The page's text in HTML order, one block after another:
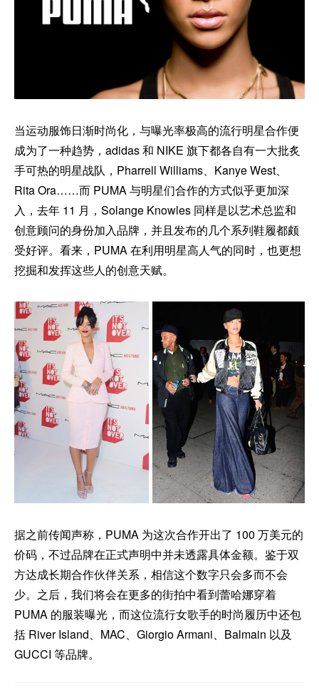
当运动服饰日渐时尚化，与曝光率极高的流行明星合作便
成为了一种趋势，adidas 和 NIKE 旗下都各自有一大批炙
手可热的明星战队，Pharrell Williams、Kanye West、
Rita Ora……而 PUMA 与明星们合作的方式似乎更加深
入，去年 11 月，Solange Knowles 同样是以艺术总监和
创意顾问的身份加入品牌，并且发布的几个系列鞋履都颇
受好评。看来，PUMA 在利用明星高人气的同时，也更想
挖掘和发挥这些人的创意天赋。
据之前传闻声称，PUMA 为这次合作开出了 100 万美元的
价码，不过品牌在正式声明中并未透露具体金额。鉴于双
方达成长期合作伙伴关系，相信这个数字只会多而不会
少。之后，我们将会在更多的街拍中看到蕾哈娜穿着
PUMA 的服装曝光，而这位流行女歌手的时尚履历中还包
括 River Island、MAC、Giorgio Armani、Balmain 以及
GUCCI 等品牌。